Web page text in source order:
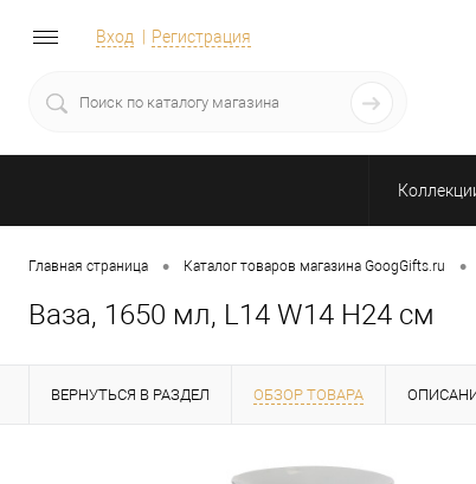
Вход Регистрация
Главная страница • Каталог товаров магазина GoogGifts.ru •
Ваза, 1650 мл, L14 W14 H24 см
ВЕРНУТЬСЯ В РАЗДЕЛ ОБЗОР ТОВАРА